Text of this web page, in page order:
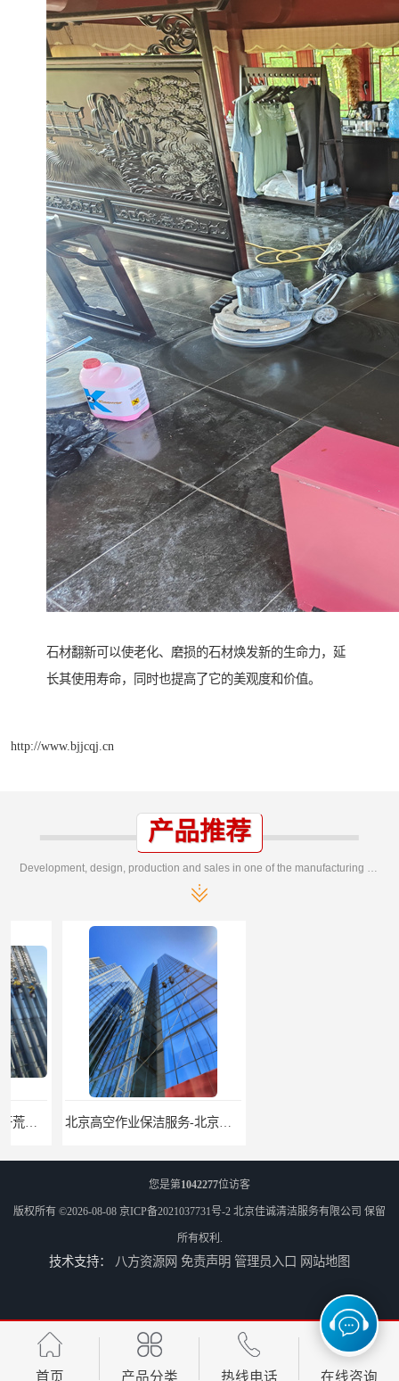
石材翻新可以使老化、磨损的石材焕发新的生命力，延
长其使用寿命，同时也提高了它的美观度和价值。
http://www.bjjcqj.cn
产品推荐
北京高空作业保洁服务-北京物业管理公司-北京家政服务公司
北京建筑物外墙清洁服务-北京高空保洁服务公司-北京物业管理服务公司
您是第1042277位访客
版权所有 ©2026-08-08 京ICP备2021037731号-2 北京佳诚清洁服务有限公司 保留
所有权利.
技术支持： 八方资源网 免责声明 管理员入口 网站地图
首页 产品分类 热线电话 在线咨询